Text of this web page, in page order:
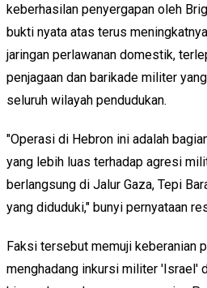
keberhasilan penyergapan oleh
bukti nyata atas terus
jaringan perlawanan domestik,
penjagaan dan barikade militer
seluruh wilayah pendudukan.
"Operasi di Hebron ini adalah
yang lebih luas terhadap agresi
berlangsung di Jalur Gaza, Tepi
yang diduduki," bunyi pernyataan
Faksi tersebut memuji keberanian
menghadang inkursi militer 'Israel'